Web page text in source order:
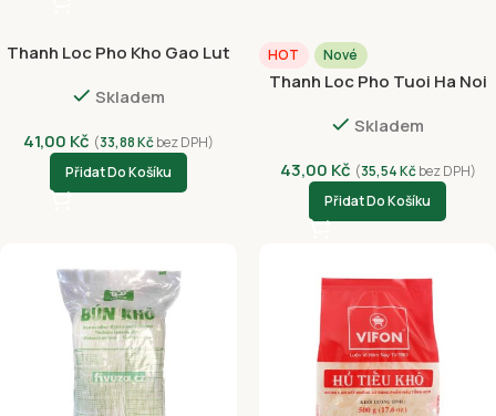
Thanh Loc Pho Kho Gao Lut
Skladem
41,00 Kč (33,88Kčbez DPH)
Přidat Do Košíku
HOT Nové
Thanh Loc Pho Tuoi Ha Noi
Skladem
43,00 Kč (35,54Kčbez DPH)
Přidat Do Košíku